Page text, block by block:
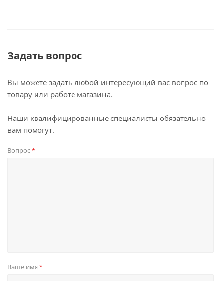
Задать вопрос
Вы можете задать любой интересующий вас вопрос по
товару или работе магазина.
Наши квалифицированные специалисты обязательно
вам помогут.
Вопрос*
Ваше имя *